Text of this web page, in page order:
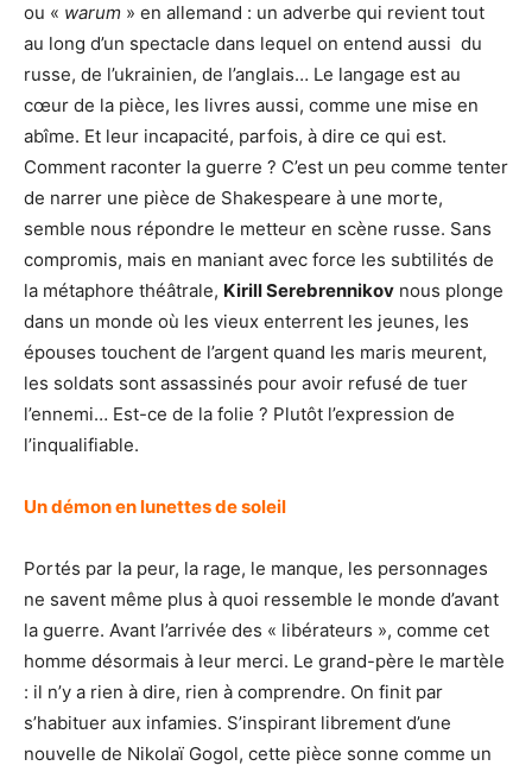
ou « warum » en allemand : un adverbe qui revient tout
au long d’un spectacle dans lequel on entend aussi du
russe, de l’ukrainien, de l’anglais… Le langage est au
cœur de la pièce, les livres aussi, comme une mise en
abîme. Et leur incapacité, parfois, à dire ce qui est.
Comment raconter la guerre ? C’est un peu comme tenter
de narrer une pièce de Shakespeare à une morte,
semble nous répondre le metteur en scène russe. Sans
compromis, mais en maniant avec force les subtilités de
la métaphore théâtrale, Kirill Serebrennikov nous plonge
dans un monde où les vieux enterrent les jeunes, les
épouses touchent de l’argent quand les maris meurent,
les soldats sont assassinés pour avoir refusé de tuer
l’ennemi… Est-ce de la folie ? Plutôt l’expression de
l’inqualifiable.
Un démon en lunettes de soleil
Portés par la peur, la rage, le manque, les personnages
ne savent même plus à quoi ressemble le monde d’avant
la guerre. Avant l’arrivée des « libérateurs », comme cet
homme désormais à leur merci. Le grand-père le martèle
: il n’y a rien à dire, rien à comprendre. On finit par
s’habituer aux infamies. S’inspirant librement d’une
nouvelle de Nikolaï Gogol, cette pièce sonne comme un